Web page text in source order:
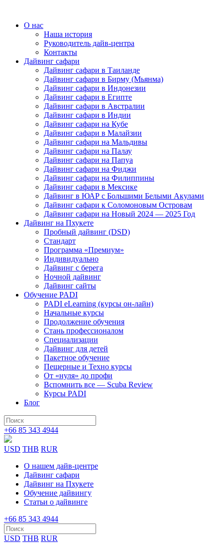
О нас
Наша история
Руководитель дайв-центра
Контакты
Дайвинг сафари
Дайвинг сафари в Таиланде
Дайвинг сафари в Бирму (Мьянма)
Дайвинг сафари в Индонезии
Дайвинг сафари в Египте
Дайвинг сафари в Австралии
Дайвинг сафари в Индии
Дайвинг сафари на Кубе
Дайвинг сафари в Малайзии
Дайвинг сафари на Мальдивы
Дайвинг сафари на Палау
Дайвинг сафари на Папуа
Дайвинг сафари на Фиджи
Дайвинг сафари на Филиппины
Дайвинг сафари в Мексике
Дайвинг в ЮАР с Большими Белыми Акулами
Дайвинг сафари к Соломоновым Островам
Дайвинг сафари на Новый 2024 — 2025 Год
Дайвинг на Пхукете
Пробный дайвинг (DSD)
Стандарт
Программа «Премиум»
Индивидуально
Дайвинг с берега
Ночной дайвинг
Дайвинг сайты
Обучение PADI
PADI eLearning (курсы он-лайн)
Начальные курсы
Продолжение обучения
Стань профессионалом
Специализации
Дайвинг для детей
Пакетное обучение
Пещерные и Техно курсы
От «нуля» до профи
Вспомнить все — Scuba Review
Курсы PADI
Блог
+66 85 343 4944
USD THB RUR
О нашем дайв-центре
Дайвинг сафари
Дайвинг на Пхукете
Обучение дайвингу
Статьи о дайвинге
+66 85 343 4944
USD THB RUR